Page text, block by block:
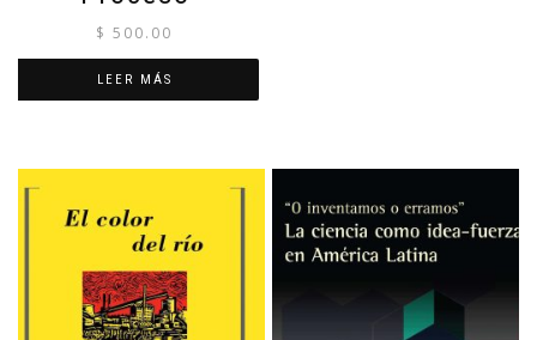
$ 500.00
LEER MÁS